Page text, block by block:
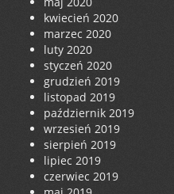
kwiecień 2020
marzec 2020
luty 2020
styczeń 2020
grudzień 2019
listopad 2019
październik 2019
wrzesień 2019
sierpień 2019
lipiec 2019
czerwiec 2019